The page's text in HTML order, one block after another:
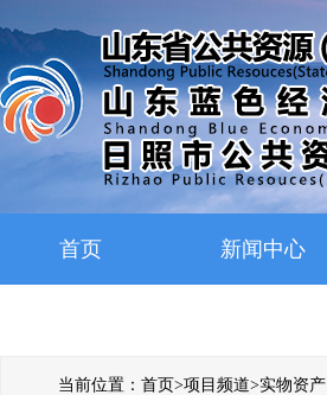
首页 新闻中心
当前位置： 首页>项目频道>实物资产